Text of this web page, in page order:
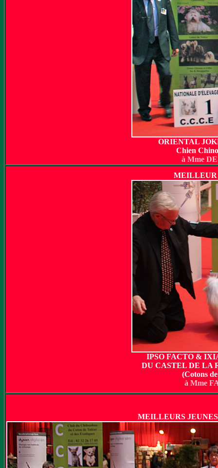
ORIENTAL
Chien
à Mme
MEILLEUR
IPSO FACTO &
DU CASTEL DE LA
(Cotons
à Mme
MEILLEURS